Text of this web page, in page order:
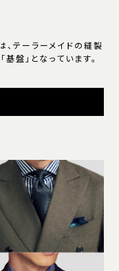
、テーラーメイドの縫製
盤」となっています。